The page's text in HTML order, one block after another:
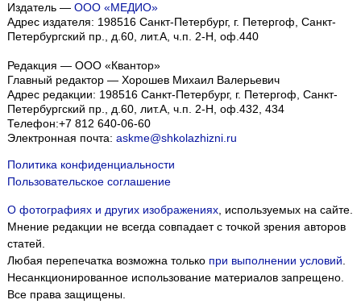
Издатель — ООО «МЕДИО»
Адрес издателя: 198516 Санкт-Петербург, г. Петергоф, Санкт-
Петербургский пр., д.60, лит.А, ч.п. 2-Н, оф.440
Редакция — ООО «Квантор»
Главный редактор — Хорошев Михаил Валерьевич
Адрес редакции: 198516 Санкт-Петербург, г. Петергоф, Санкт-
Петербургский пр., д.60, лит.А, ч.п. 2-Н, оф.432, 434
Телефон:+7 812 640-06-60
Электронная почта: askme@shkolazhizni.ru
Политика конфиденциальности
Пользовательское соглашение
О фотографиях и других изображениях, используемых на сайте.
Мнение редакции не всегда совпадает с точкой зрения авторов
статей.
Любая перепечатка возможна только при выполнении условий.
Несанкционированное использование материалов запрещено.
Все права защищены.